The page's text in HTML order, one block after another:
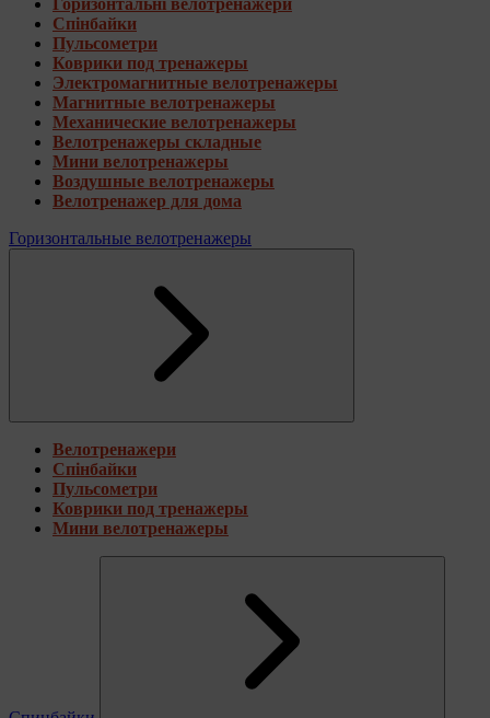
Спінбайки
Пульсометри
Коврики под тренажеры
Электромагнитные велотренажеры
Магнитные велотренажеры
Механические велотренажеры
Велотренажеры складные
Мини велотренажеры
Воздушные велотренажеры
Велотренажер для дома
Горизонтальные велотренажеры
Велотренажери
Спінбайки
Пульсометри
Коврики под тренажеры
Мини велотренажеры